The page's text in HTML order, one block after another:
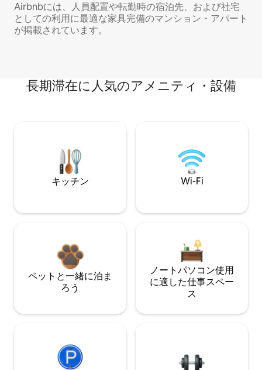
Airbnbには、人員配置や転勤時の宿泊先、および社宅
としての利用に最適な家具完備のマンション・アパート
が掲載されています。
長期滞在に人気のアメニティ・設備
キッチン Wi-Fi
ペットと一緒に泊ま
ろう
ノートパソコン使用
に適した仕事スペー
ス